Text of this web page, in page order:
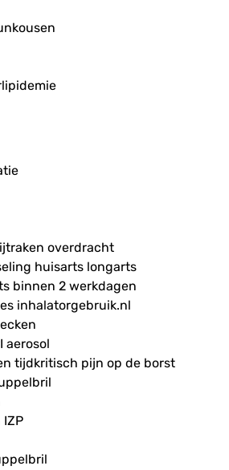
overdracht
huisarts longarts
binnen 2 werkdagen
inhalatorgebruik.nl
aerosol
tijdkritisch pijn op de borst